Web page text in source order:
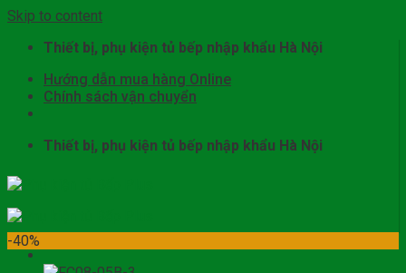
Skip to content
Thiết bị, phụ kiện tủ bếp nhập khẩu Hà Nội
Hướng dẫn mua hàng Online
Chính sách vận chuyển
Thiết bị, phụ kiện tủ bếp nhập khẩu Hà Nội
-40%